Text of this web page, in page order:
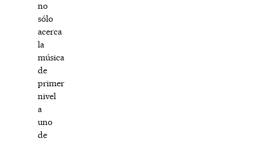
no
sólo
acerca
la
música
de
primer
nivel
a
uno
de